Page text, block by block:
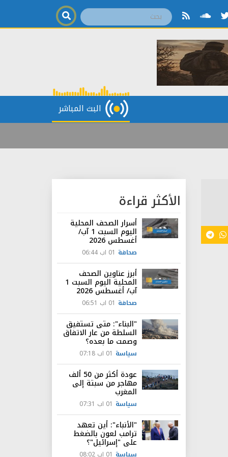
البث المباشر
الأكثر قراءة
أسرار الصحف المحلية
اليوم السبت 1 آب/
أغسطس 2026
صحافة 01 اب 06:44
أبرز عناوين الصحف
المحلية اليوم السبت 1
آب/ أغسطس 2026
صحافة 01 اب 06:51
"البناء": متى تستفيق
السلطة من عار الاتفاق
وصمت ما بعده؟
سياسة 01 اب 07:18
عودة أكثر من 50 ألف
مهاجر من سبتة إلى
المغرب
سياسة 01 اب 07:31
"الأنباء": أين تعهد
ترامب لعون بالضغط
على "إسرائيل"؟
سياسة 01 اب 08:02